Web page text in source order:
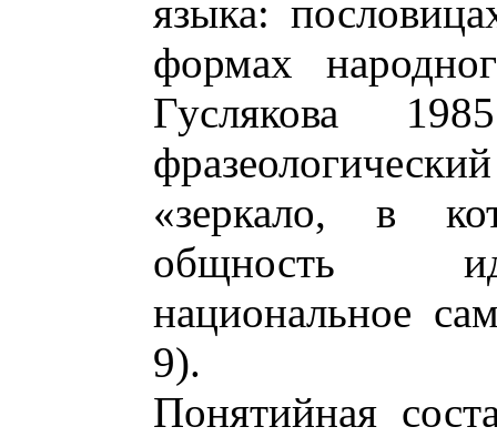
языка:
формах
Гуслякова
«зеркало, в
общность
национальное
9).
Понятийная